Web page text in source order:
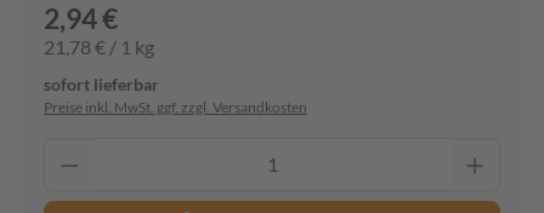
2,94 €
21,78 € / 1 kg
sofort lieferbar
Preise inkl. MwSt. ggf. zzgl. Versandkosten